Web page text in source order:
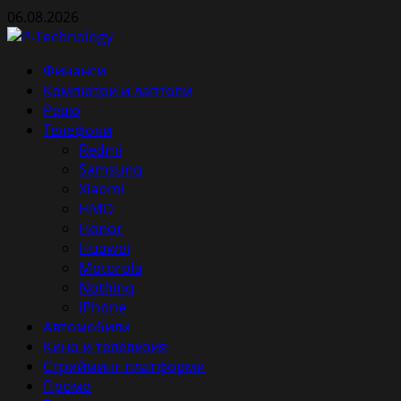
Skip
to
06.08.2026
Primary
Menu
Финанси
Компютри и лаптопи
Ревю
Телефони
Redmi
Samsung
Xiaomi
HMD
Honor
Huawei
Motorola
Nothing
iPhone
Автомобили
Кино и телевизия
Стрийминг платформи
Промо